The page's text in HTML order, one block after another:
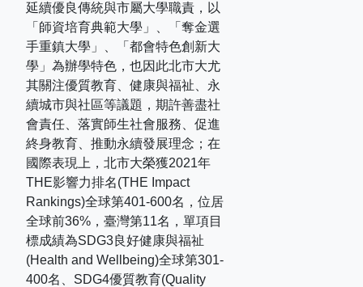
延續優良傳統與市屬大學職責，以
「師資培育典範大學」、「奪金選
手重鎮大學」、「都會特色創新大
學」為辦學特色，也因此北市大尤
其關注優質教育、健康與福祉、永
續城市與社區等議題，期許善盡社
會責任、落實師生社會服務、促進
終身教育、推動永續發展理念；在
國際表現上， 北市大榮獲2021年
THE影響力排名(THE Impact
Rankings)全球第401-600名，位居
全球前36% ，臺灣第11名，單項目
標成績為SDG3良好健康與福祉
(Health and Wellbeing)全球第301-
400名、 SDG4優質教育(Quality